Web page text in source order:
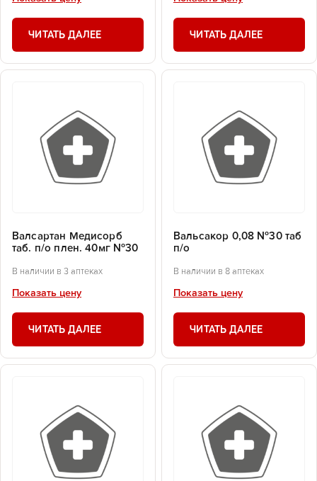
ЧИТАТЬ ДАЛЕЕ ЧИТАТЬ ДАЛЕЕ
Валсартан Медисорб
таб. п/о плен. 40мг №30
В наличии в 3 аптеках
Показать цену
ЧИТАТЬ ДАЛЕЕ
Вальсакор 0,08 №30 таб
п/о
В наличии в 8 аптеках
Показать цену
ЧИТАТЬ ДАЛЕЕ